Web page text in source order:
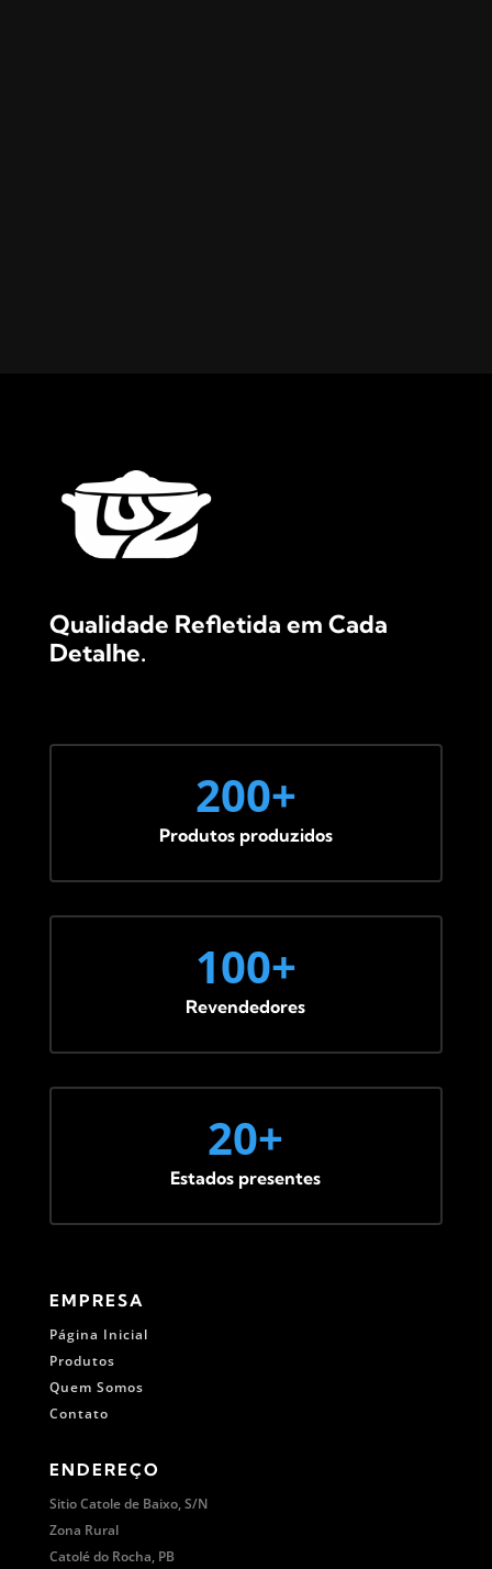
Qualidade Refletida em Cada
Detalhe.
200+
Produtos produzidos
100+
Revendedores
20+
Estados presentes
EMPRESA
Página Inicial
Produtos
Quem Somos
Contato
ENDEREÇO
Sitio Catole de Baixo, S/N
Zona Rural
Catolé do Rocha, PB